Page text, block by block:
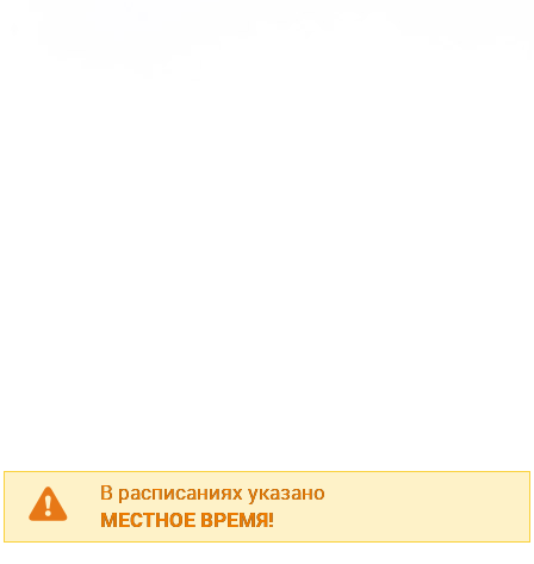
В расписаниях указано
МЕСТНОЕ ВРЕМЯ!